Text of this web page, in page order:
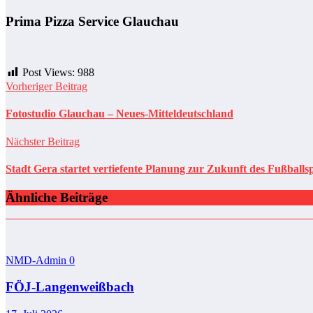
Prima Pizza Service Glauchau
Post Views: 988
Vorheriger Beitrag
Fotostudio Glauchau – Neues-Mitteldeutschland
Nächster Beitrag
Stadt Gera startet vertiefente Planung zur Zukunft des
Ähnliche Beiträge
NMD-Admin 0
FÖJ-Langenweißbach